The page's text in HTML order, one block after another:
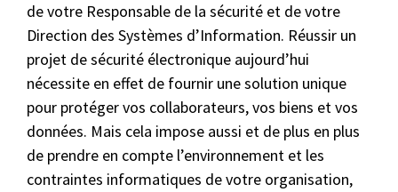
de votre Responsable de la sécurité et de votre
Direction des Systèmes d’Information. Réussir un
projet de sécurité électronique aujourd’hui
nécessite en effet de fournir une solution unique
pour protéger vos collaborateurs, vos biens et vos
données. Mais cela impose aussi et de plus en plus
de prendre en compte l’environnement et les
contraintes informatiques de votre organisation,